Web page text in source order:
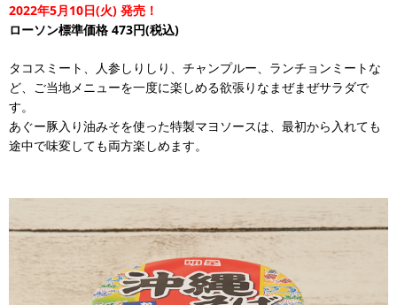
2022年5月10日(火) 発売！
ローソン標準価格 473円(税込)
タコスミート、人参しりしり、チャンプルー、ランチョンミートな
ど、ご当地メニューを一度に楽しめる欲張りなまぜまぜサラダで
す。
あぐー豚入り油みそを使った特製マヨソースは、最初から入れても
途中で味変しても両方楽しめます。